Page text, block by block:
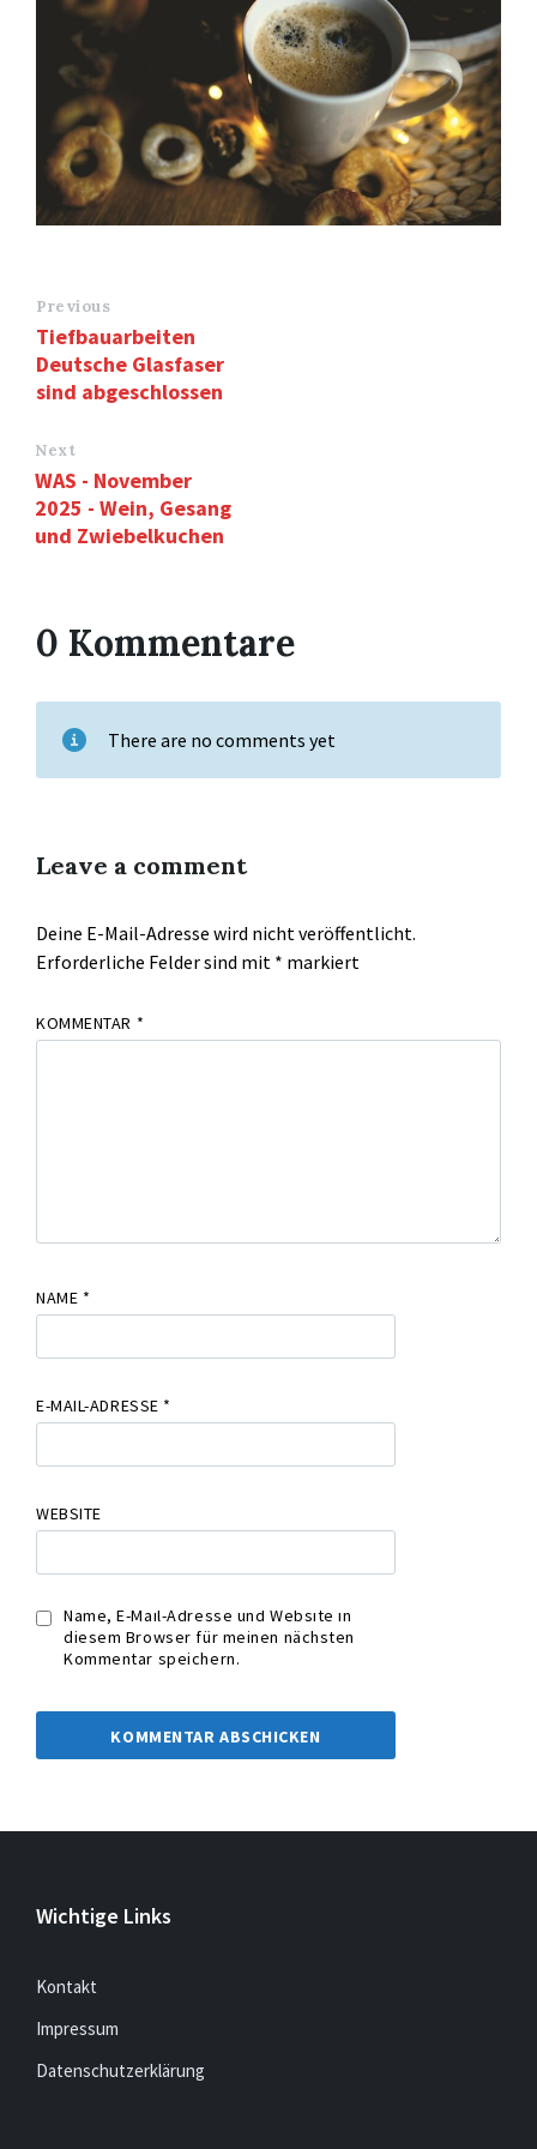
Previous
Tiefbauarbeiten
Deutsche Glasfaser
sind abgeschlossen
Next
WAS - November
2025 - Wein, Gesang
und Zwiebelkuchen
0 Kommentare
There are no comments yet
Leave a comment
Deine E-Mail-Adresse wird nicht veröffentlicht.
Erforderliche Felder sind mit * markiert
KOMMENTAR *
NAME *
E-MAIL-ADRESSE *
WEBSITE
Name, E-Mail-Adresse und Website in
diesem Browser für meinen nächsten
Kommentar speichern.
Wichtige Links
Kontakt
Impressum
Datenschutzerklärung